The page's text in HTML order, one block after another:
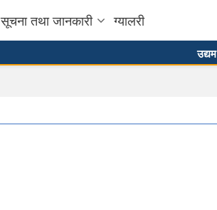
सूचना तथा जानकारी ग्यालरी
उद्यम